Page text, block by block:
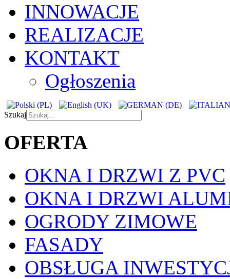
INNOWACJE
REALIZACJE
KONTAKT
Ogłoszenia
Szukaj
OFERTA
OKNA I DRZWI Z PVC
OKNA I DRZWI
OGRODY ZIMOWE
FASADY
OBSŁUGA